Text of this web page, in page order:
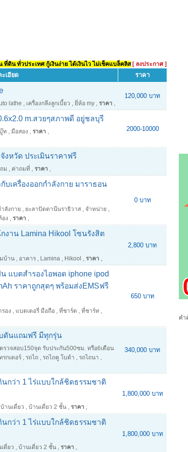
ที่ดิน ทั่วประเทศ กู้เงินง่าย ได้เงินไว ไม่เช็คแบล็คลิส [ ลงประกาศ ]
ะเอียด ราคา
lathe , เครื่องกลึงลูกเบี้ยว , ยี่ห้อ my , ราคา ,
120,000 บาท
m.สวยๆสภาพดี อยู่ชลบุรี
ท , มือสอง , ราคา , 2000-10000
งหวัด ประเมินราคาฟรี
ม , ค่าถมที่ , ราคา ,
เครื่องออกกำลังกาย มาราธอน
ำลังกาย , ยะลาปัตตานีนราธิวาส , จําหน่าย ,
อง , ราคา ,
0 บาท
าน Lamina Hikool โซนรังสิต
บ้าน , อาคาร , Lamina , Hikool , ราคา ,
2,800 บาท
แบตสำรองไอพอด iphone ipod
ราคาถูกสุดๆ พร้อมส่งEMSฟรี
อง , แบตเตอรี่ มือถือ , ที่ชาร์ต , ที่ชาร์ท ,
650 บาท
ดันแถมฟรี มีทุกรุ่น
วจสอบ150จุด รับประกัน500ชม. หรือ6เดือน
รกเตอร์ , รถไถ , รถไถคู โบต้า , รถไถนา ,
340,000 บาท
กว่า 1 ไร่แบบใกล้ชิดธรรมชาติ
บ้านเดี่ยว , บ้านเดี่ยว 2 ชั้น , ราคา ,
1,800,000 บาท
กว่า 1 ไร่แบบใกล้ชิดธรรมชาติ
ดี่ยว , บ้านเดี่ยว 2 ชั้น , ราคา ,
1,800,000 บาท
คำ